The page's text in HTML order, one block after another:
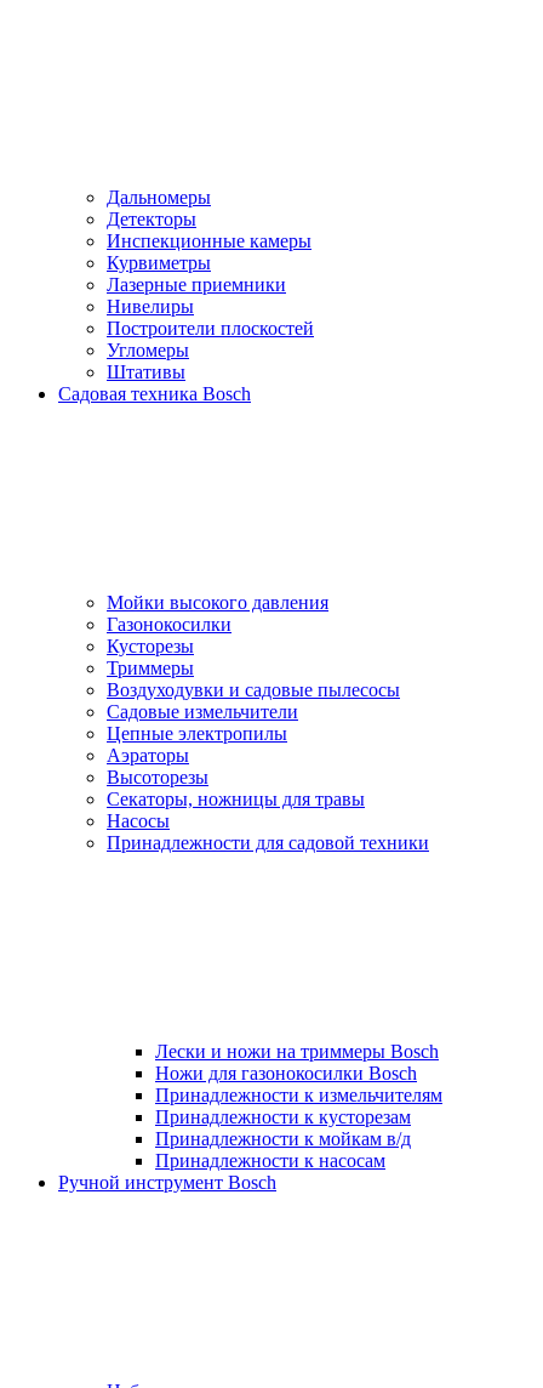
Дальномеры
Детекторы
Инспекционные камеры
Курвиметры
Лазерные приемники
Нивелиры
Построители плоскостей
Угломеры
Штативы
Садовая техника Bosch
Мойки высокого давления
Газонокосилки
Кусторезы
Триммеры
Воздуходувки и садовые пылесосы
Садовые измельчители
Цепные электропилы
Аэраторы
Высоторезы
Секаторы, нoжницы для травы
Насосы
Принадлежности для садовой техники
Лески и ножи на триммеры Bosch
Ножи для газонокосилки Bosch
Принадлежности к измельчителям
Принадлежности к кусторезам
Принадлежности к мойкам в/д
Принадлежности к насосам
Ручной инструмент Bosch